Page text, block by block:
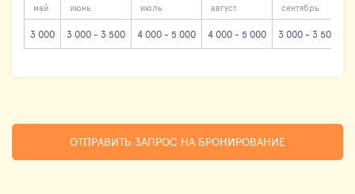
май июнь июль август сентябрь
3 000 3 000 - 3 500 4 000 - 5 000 4 000 - 5 000 3 000 - 3 500
ОТПРАВИТЬ ЗАПРОС НА БРОНИРОВАНИЕ